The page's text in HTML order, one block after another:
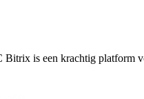
is ​​een krachtig platform